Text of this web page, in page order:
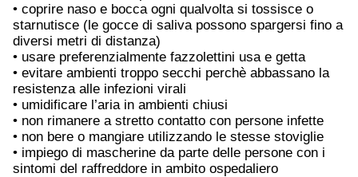
• coprire naso e bocca ogni qualvolta si tossisce o
starnutisce (le gocce di saliva possono spargersi fino a
diversi metri di distanza)
• usare preferenzialmente fazzolettini usa e getta
• evitare ambienti troppo secchi perchè abbassano la
resistenza alle infezioni virali
• umidificare l’aria in ambienti chiusi
• non rimanere a stretto contatto con persone infette
• non bere o mangiare utilizzando le stesse stoviglie
• impiego di mascherine da parte delle persone con i
sintomi del raffreddore in ambito ospedaliero